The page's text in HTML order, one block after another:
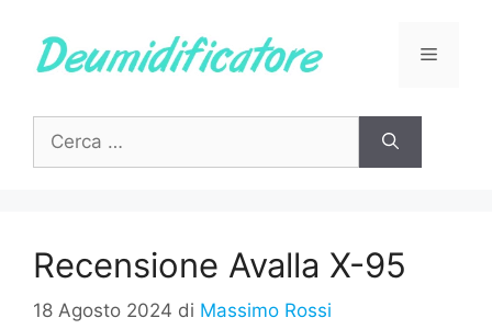
contenuto
Menu
per:
Recensione Avalla X-95
18 Agosto 2024 di Massimo Rossi